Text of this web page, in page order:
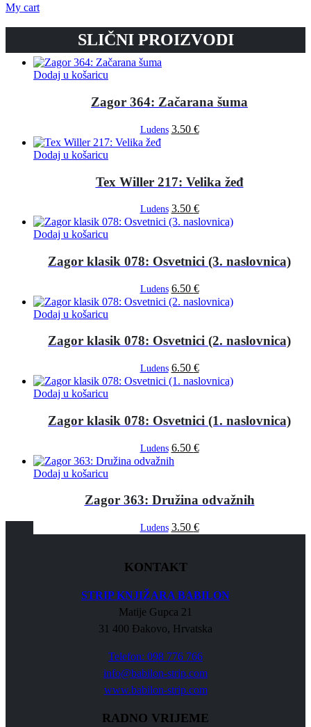
My cart
SLIČNI PROIZVODI
Dodaj u košaricu
Zagor 364: Začarana šuma
Ludens 3.50 €
Dodaj u košaricu
Tex Willer 217: Velika žeđ
Ludens 3.50 €
Dodaj u košaricu
Zagor klasik 078: Osvetnici (3. naslovnica)
Ludens 6.50 €
Dodaj u košaricu
Zagor klasik 078: Osvetnici (2. naslovnica)
Ludens 6.50 €
Dodaj u košaricu
Zagor klasik 078: Osvetnici (1. naslovnica)
Ludens 6.50 €
Dodaj u košaricu
Zagor 363: Družina odvažnih
Ludens 3.50 €
KONTAKT
STRIP KNJIŽARA BABILON
Matije Gupca 21
31 400 Đakovo, Hrvatska
Telefon: 098 776 766
info@babilon-strip.com
www.babilon-strip.com
RADNO VRIJEME